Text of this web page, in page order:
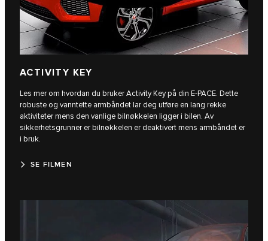
ACTIVITY KEY
Les mer om hvordan du bruker Activity Key på din E-PACE. Dette
robuste og vanntette armbåndet lar deg utføre en lang rekke
aktiviteter mens den vanlige bilnøkkelen ligger i bilen. Av
sikkerhetsgrunner er bilnøkkelen er deaktivert mens armbåndet er
i bruk.
SE FILMEN